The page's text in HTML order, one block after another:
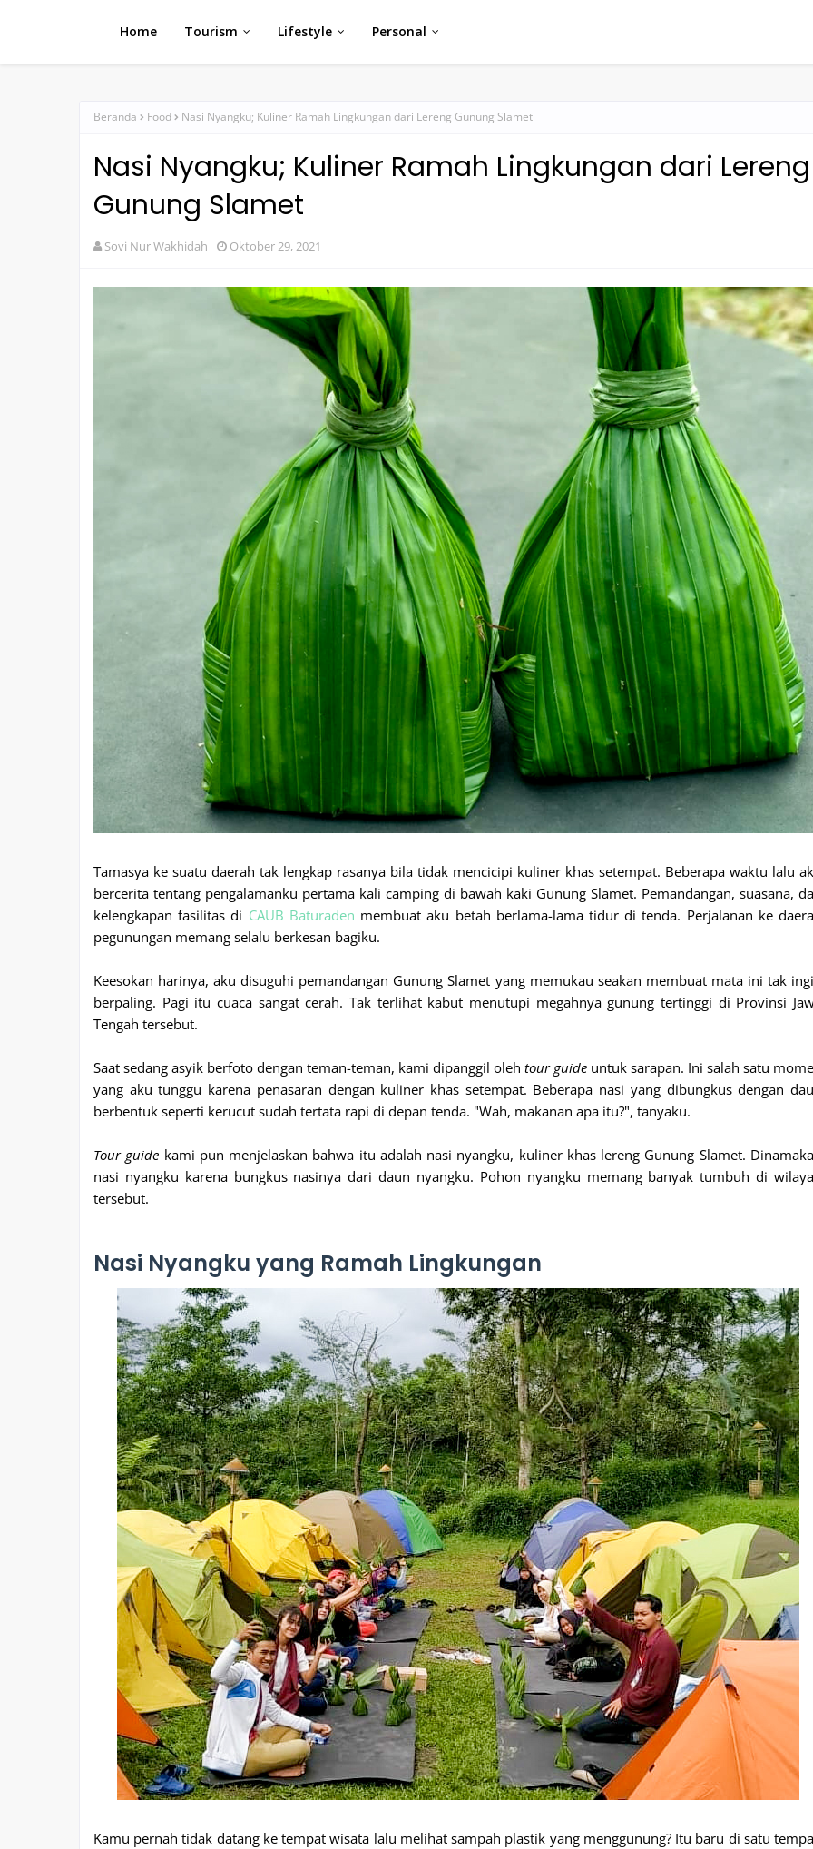
Home Tourism Lifestyle Personal
Beranda Food Nasi Nyangku; Kuliner Ramah Lingkungan dari Lereng Gunung Slamet
Nasi Nyangku; Kuliner Ramah Lingkungan dari Lereng
Gunung Slamet
Sovi Nur Wakhidah Oktober 29, 2021
Tamasya ke suatu daerah tak lengkap rasanya bila tidak mencicipi kuliner khas setempat. Beberapa waktu lalu
bercerita tentang pengalamanku pertama kali camping di bawah kaki Gunung Slamet. Pemandangan, suasana,
kelengkapan fasilitas di CAUB Baturaden membuat aku betah berlama-lama tidur di tenda. Perjalanan ke
pegunungan memang selalu berkesan bagiku.
Keesokan harinya, aku disuguhi pemandangan Gunung Slamet yang memukau seakan membuat mata ini tak
berpaling. Pagi itu cuaca sangat cerah. Tak terlihat kabut menutupi megahnya gunung tertinggi di Provinsi
Tengah tersebut.
Saat sedang asyik berfoto dengan teman-teman, kami dipanggil oleh tour guide untuk sarapan. Ini salah satu
yang aku tunggu karena penasaran dengan kuliner khas setempat. Beberapa nasi yang dibungkus dengan
berbentuk seperti kerucut sudah tertata rapi di depan tenda. "Wah, makanan apa itu?", tanyaku.
Tour guide kami pun menjelaskan bahwa itu adalah nasi nyangku, kuliner khas lereng Gunung Slamet.
nasi nyangku karena bungkus nasinya dari daun nyangku. Pohon nyangku memang banyak tumbuh di
tersebut.
Nasi Nyangku yang Ramah Lingkungan
Kamu pernah tidak datang ke tempat wisata lalu melihat sampah plastik yang menggunung? Itu baru di satu